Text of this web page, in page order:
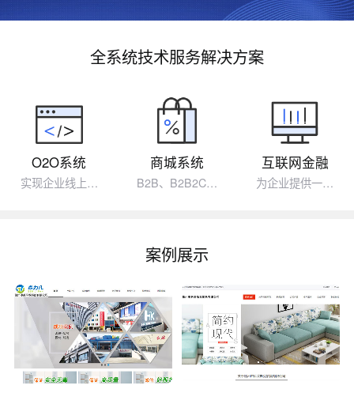
全系统技术服务解决方案
O2O系统
实现企业线上…
商城系统
B2B、B2B2C…
互联网金融
为企业提供一…
案例展示